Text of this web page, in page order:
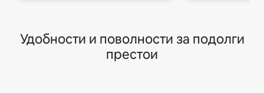
Удобности и поволности за подолги
престои